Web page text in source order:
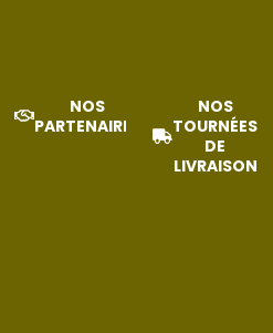
NOS
PARTENAIRES
NOS
TOURNÉES
DE
LIVRAISON